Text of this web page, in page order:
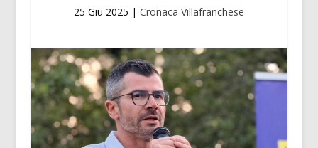
25 Giu 2025 | Cronaca Villafranchese